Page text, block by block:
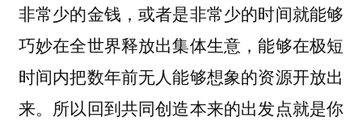
非常少的金钱，或者是非常少的时间就能够
巧妙在全世界释放出集体生意，能够在极短
时间内把数年前无人能够想象的资源开放出
来。所以回到共同创造本来的出发点就是你